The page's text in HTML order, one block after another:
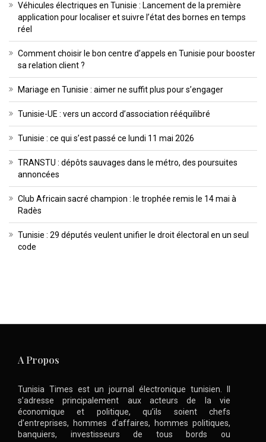
Véhicules électriques en Tunisie : Lancement de la première
application pour localiser et suivre l’état des bornes en temps
réel
Comment choisir le bon centre d’appels en Tunisie pour booster
sa relation client ?
Mariage en Tunisie : aimer ne suffit plus pour s’engager
Tunisie-UE : vers un accord d’association rééquilibré
Tunisie : ce qui s’est passé ce lundi 11 mai 2026
TRANSTU : dépôts sauvages dans le métro, des poursuites
annoncées
Club Africain sacré champion : le trophée remis le 14 mai à
Radès
Tunisie : 29 députés veulent unifier le droit électoral en un seul
code
A Propos
Tunisia Times est un journal électronique tunisien. Il
s’adresse principalement aux acteurs de la vie
économique et politique, qu’ils soient chefs
d’entreprises, hommes d’affaires, hommes politiques,
banquiers, investisseurs de tous bords ou